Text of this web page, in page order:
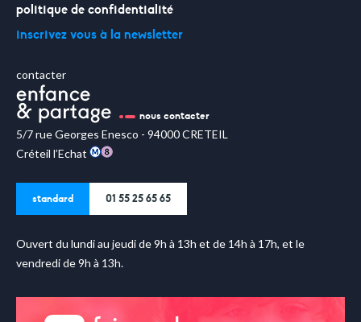
politique de confidentialité
inscrivez vous à la newsletter
contacter
nous contacter
5/7 rue Georges Enesco - 94000 CRETEIL
Créteil l’Echat
standard 01 55 25 65 65
Ouvert du lundi au jeudi de 9h à 13h et de 14h à 17h, et le
vendredi de 9h à 13h.